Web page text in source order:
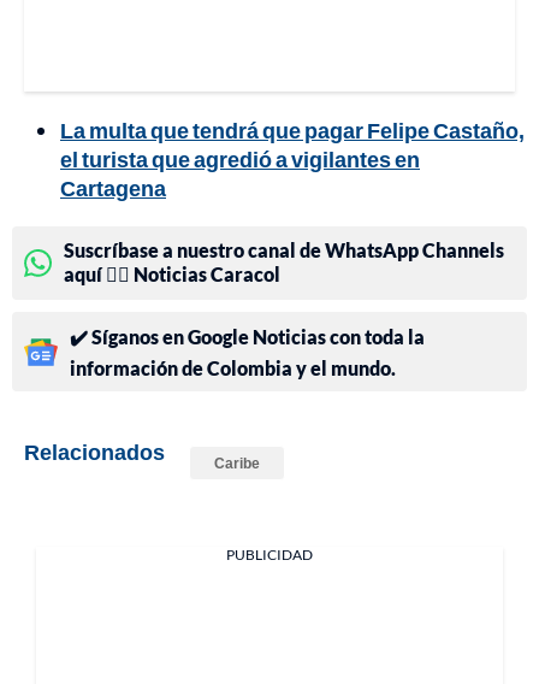
La multa que tendrá que pagar Felipe Castaño,
el turista que agredió a vigilantes en
Cartagena
Suscríbase a nuestro canal de WhatsApp Channels
aquí 👉🏻 Noticias Caracol
✔️ Síganos en Google Noticias con toda la
información de Colombia y el mundo.
Relacionados Caribe
PUBLICIDAD